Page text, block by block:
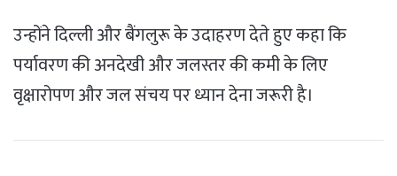
उन्होंने दिल्ली और बैंगलुरू के उदाहरण देते हुए कहा कि
पर्यावरण की अनदेखी और जलस्तर की कमी के लिए
वृक्षारोपण और जल संचय पर ध्यान देना जरूरी है।